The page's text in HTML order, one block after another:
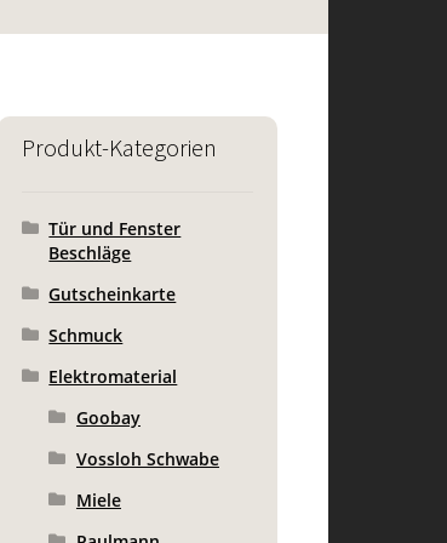
Produkt-Kategorien
Tür und Fenster
Beschläge
Gutscheinkarte
Schmuck
Elektromaterial
Goobay
Vossloh Schwabe
Miele